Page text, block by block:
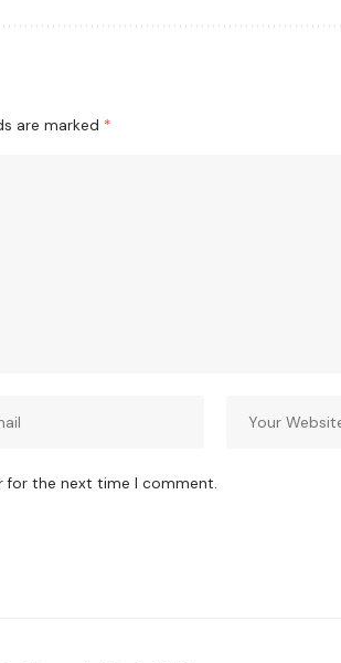
are marked *
for the next time I comment.